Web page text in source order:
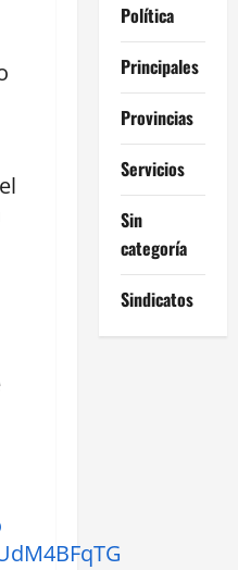
Política
Principales
Provincias
Servicios
Sin
categoría
Sindicatos